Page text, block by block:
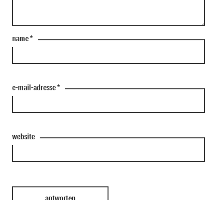
name*
e-mail-adresse*
website